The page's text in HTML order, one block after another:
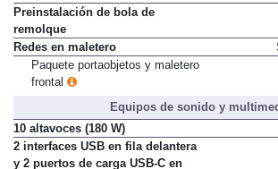
Posavasos
Preinstalación de bola de
remolque
Redes en maletero
Paquete portaobjetos y maletero
Equipos de sonido y
10 altavoces (180 W)
2 interfaces USB en fila delantera